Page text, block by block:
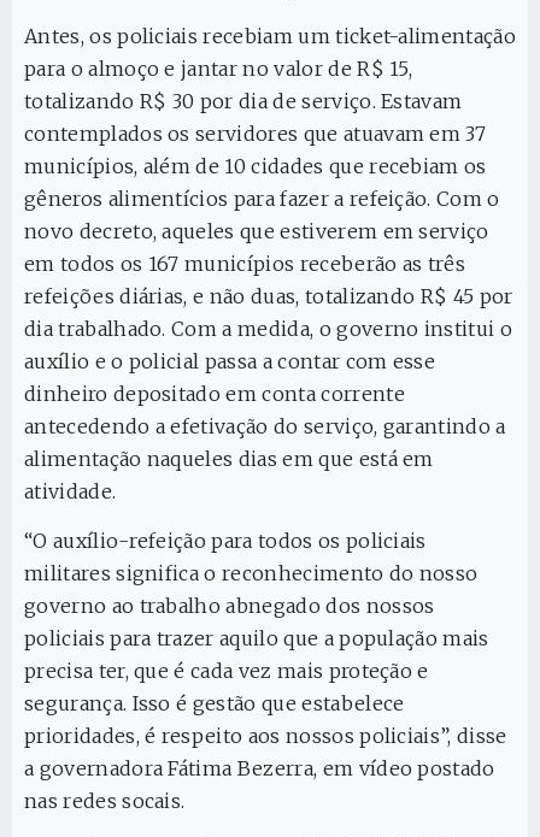
Antes, os policiais recebiam um ticket-alimentação
para o almoço e jantar no valor de R$ 15,
totalizando R$ 30 por dia de serviço. Estavam
contemplados os servidores que atuavam em 37
municípios, além de 10 cidades que recebiam os
gêneros alimentícios para fazer a refeição. Com o
novo decreto, aqueles que estiverem em serviço
em todos os 167 municípios receberão as três
refeições diárias, e não duas, totalizando R$ 45 por
dia trabalhado. Com a medida, o governo institui o
auxílio e o policial passa a contar com esse
dinheiro depositado em conta corrente
antecedendo a efetivação do serviço, garantindo a
alimentação naqueles dias em que está em
atividade.
“O auxílio-refeição para todos os policiais
militares significa o reconhecimento do nosso
governo ao trabalho abnegado dos nossos
policiais para trazer aquilo que a população mais
precisa ter, que é cada vez mais proteção e
segurança. Isso é gestão que estabelece
prioridades, é respeito aos nossos policiais”, disse
a governadora Fátima Bezerra, em vídeo postado
nas redes socais.